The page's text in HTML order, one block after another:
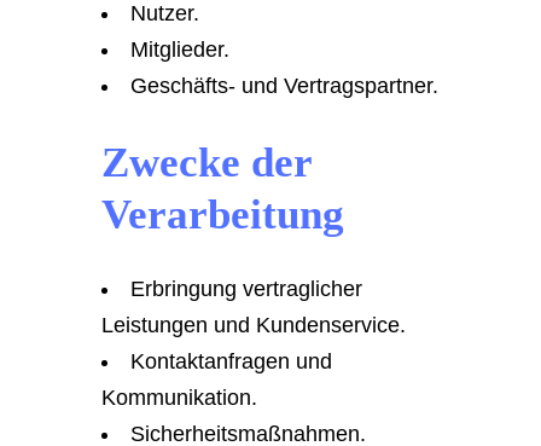
Nutzer.
Mitglieder.
Geschäfts- und Vertragspartner.
Zwecke der
Verarbeitung
Erbringung vertraglicher
Leistungen und Kundenservice.
Kontaktanfragen und
Kommunikation.
Sicherheitsmaßnahmen.